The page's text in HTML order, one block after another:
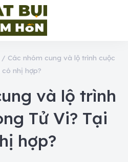
/ Các nhóm cung và lộ trình cuộc
nhị hợp?
và lộ trình
Tử Vi? Tại
hợp?